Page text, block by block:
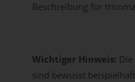
Beschreibung für
Wichtiger Hinweis:
sind bewusst